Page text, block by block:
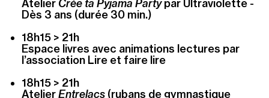
Atelier Crée ta Pyjama Partypar Ultraviolette -
Dès 3 ans (durée 30 min.)
18h15 > 21h
Espace livres avec animations l ectures par
l’association Lire et faire lire
18h15 > 21h
AtelierEntrelacs (rubans de gymnastique